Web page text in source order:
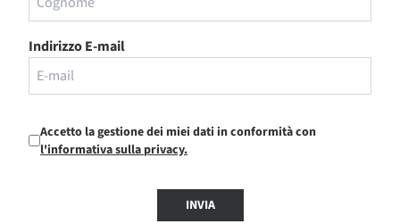
Indirizzo E-mail
Accetto la gestione dei miei dati in conformità con
l'informativa sulla privacy.
INVIA